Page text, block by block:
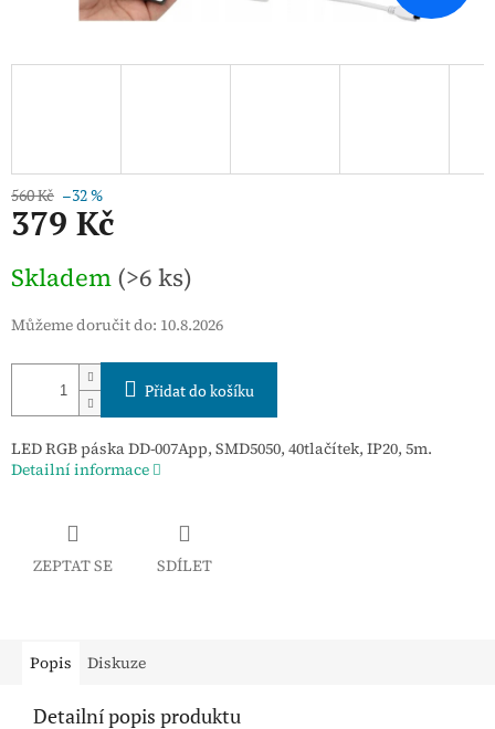
560 Kč –32 %
379 Kč
cena:
Skladem (>6 ks)
Můžeme doručit do: 10.8.2026
Přidat do košíku
LED RGB páska DD-007App, SMD5050, 40tlačítek, IP20, 5m.
Detailní informace
ZEPTAT SE SDÍLET
Popis Diskuze
Detailní popis produktu